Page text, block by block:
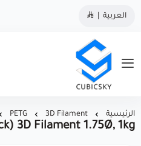
العربية
مؤسسة كيوبك سكاي
الرئيسية 3D Filament
PETG
3D Filament 1.75Ø, 1kg